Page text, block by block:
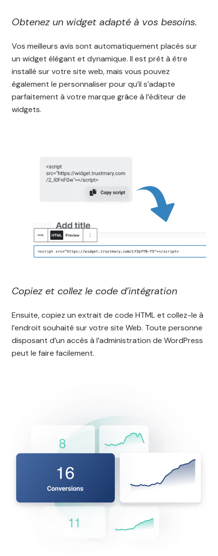
Obtenez un widget adapté à vos besoins.
Vos meilleurs avis sont automatiquement placés sur
un widget élégant et dynamique. Il est prêt à être
installé sur votre site web, mais vous pouvez
également le personnaliser pour qu’il s’adapte
parfaitement à votre marque grâce à l’éditeur de
widgets.
Copiez et collez le code d’intégration
Ensuite, copiez un extrait de code HTML et collez-le à
l’endroit souhaité sur votre site Web. Toute personne
disposant d’un accès à l’administration de WordPress
peut le faire facilement.